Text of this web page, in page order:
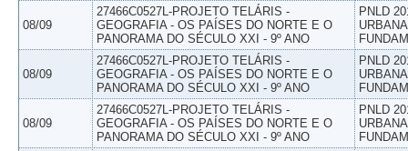
08/09
27466C0527L-PROJETO TELÁRIS -
GEOGRAFIA - OS PAÍSES DO NORTE E O
PANORAMA DO SÉCULO XXI - 9º ANO
PNLD
08/09
27466C0527L-PROJETO TELÁRIS -
GEOGRAFIA - OS PAÍSES DO NORTE E O
PANORAMA DO SÉCULO XXI - 9º ANO
PNLD
08/09
27466C0527L-PROJETO TELÁRIS -
GEOGRAFIA - OS PAÍSES DO NORTE E O
PANORAMA DO SÉCULO XXI - 9º ANO
PNLD